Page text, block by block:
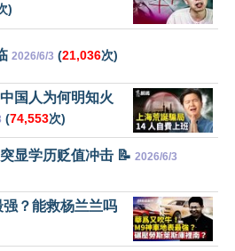
)
2026/6/3 (21,036次)
国人为何明知火
(74,553次)
显学历贬值冲击 📝 2026/6/3
？能救杨兰兰吗